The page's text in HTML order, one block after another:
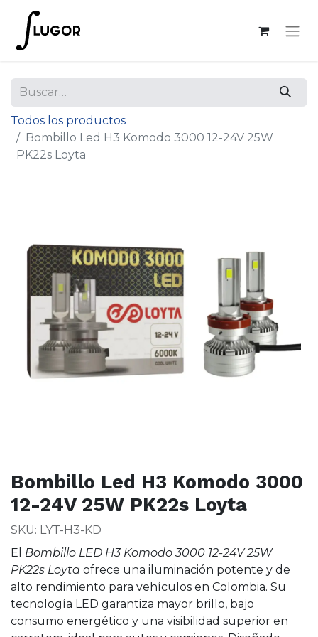
Todos los productos
Bombillo Led H3 Komodo 3000 12-24V 25W
PK22s Loyta
Bombillo Led H3 Komodo 3000
12-24V 25W PK22s Loyta
SKU: LYT-H3-KD
El Bombillo LED H3 Komodo 3000 12-24V 25W
PK22s Loyta ofrece una iluminación potente y de
alto rendimiento para vehículos en Colombia. Su
tecnología LED garantiza mayor brillo, bajo
consumo energético y una visibilidad superior en